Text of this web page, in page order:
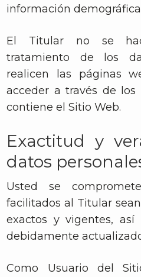
información
El Titular no se
tratamiento de los
realicen las páginas
acceder a través de
contiene el Sitio Web.
Exactitud y
datos
Usted se
facilitados al Titular
exactos y vigentes,
debidamente
Como Usuario del